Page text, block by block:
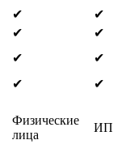
✔
✔
✔
✔
✔
✔
✔
✔
Физические
лица
ИП